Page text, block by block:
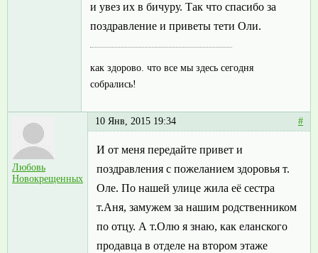
и увез их в бичуру. Так что спасибо за
поздравление и приветы тети Оли.
как здорово. что все мы здесь сегодня
собрались!
Любовь
Новокрещенных
10 Янв, 2015 19:34 #
И от меня передайте привет и
поздравления с пожеланием здоровья т.
Оле. По нашей улице жила её сестра
т.Аня, замужем за нашим родственником
по отцу. А т.Олю я знаю, как еланского
продавца в отделе на втором этаже